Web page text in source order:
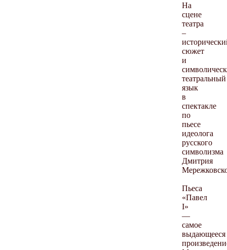
На
сцене
театра
–
сюжет
и
театральный
язык
в
спектакле
по
пьесе
идеолога
русского
символизма
Дмитрия
Пьеса
«Павел
I»
—
самое
выдающееся